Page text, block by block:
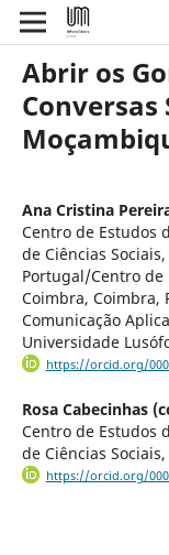
Abrir os
Conversas
Ana Cristina
Centro de Estudos
de Ciências
Portugal/Centro de
Coimbra, Coimbra,
Comunicação
Universidade
https://orcid.org/
Rosa Cabecinhas
Centro de Estudos
de Ciências
https://orcid.org/